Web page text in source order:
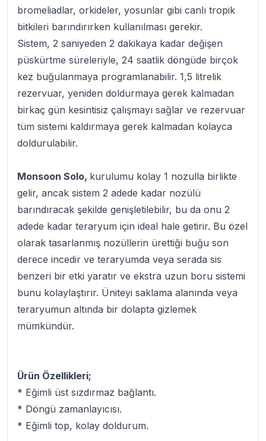
bromeliadlar, orkideler, yosunlar gibi canlı tropik
bitkileri barındırırken kullanılması gerekir.
Sistem, 2 saniyeden 2 dakikaya kadar değişen
püskürtme süreleriyle, 24 saatlik döngüde birçok
kez buğulanmaya programlanabilir. 1,5 litrelik
rezervuar, yeniden doldurmaya gerek kalmadan
birkaç gün kesintisiz çalışmayı sağlar ve rezervuar
tüm sistemi kaldırmaya gerek kalmadan kolayca
doldurulabilir.
Monsoon Solo, kurulumu kolay 1 nozulla birlikte
gelir, ancak sistem 2 adede kadar nozülü
barındıracak şekilde genişletilebilir, bu da onu 2
adede kadar teraryum için ideal hale getirir. Bu özel
olarak tasarlanmış nozüllerin ürettiği buğu son
derece incedir ve teraryumda veya serada sis
benzeri bir etki yaratır ve ekstra uzun boru sistemi
bunu kolaylaştırır. Üniteyi saklama alanında veya
teraryumun altında bir dolapta gizlemek
mümkündür.
Ürün Özellikleri;
* Eğimli üst sızdırmaz bağlantı.
* Döngü zamanlayıcısı.
* Eğimli top, kolay doldurum.